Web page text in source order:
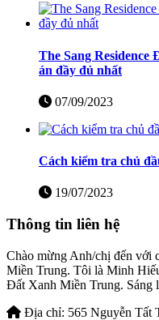
The Sang Residence
án đầy đủ nhất
07/09/2023
Cách kiểm tra chủ
19/07/2023
Thông tin liên hệ
Chào mừng Anh/chị đến với
Miền Trung. Tôi là Minh
Đất Xanh Miền Trung. Sáng
Địa chỉ: 565 Nguyễn Tất